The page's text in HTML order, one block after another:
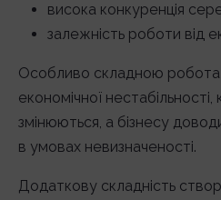
висока конкуренція
залежність роботи від
Особливо складною робота
економічної
змінюються, а бізнесу
в умовах невизначеності.
Додаткову складність